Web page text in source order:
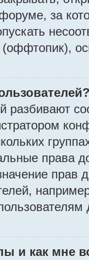
за
разбивают
права
прав
и как мне